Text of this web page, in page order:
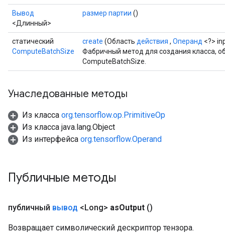
Вывод
<Длинный>
размер партии ()
статический
ComputeBatchSize
create (Область действия , Операнд <?>
Фабричный метод для создания класса,
ComputeBatchSize.
Унаследованные методы
Из класса org.tensorflow.op.PrimitiveOp
Из класса java.lang.Object
Из интерфейса org.tensorflow.Operand
Публичные методы
публичный вывод <Long> asOutput ()
Возвращает символический дескриптор тензора.